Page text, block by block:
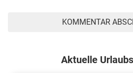
Aktuelle